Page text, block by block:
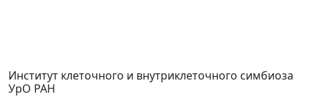
Институт клеточного и внутриклеточного симбиоза
УрО РАН